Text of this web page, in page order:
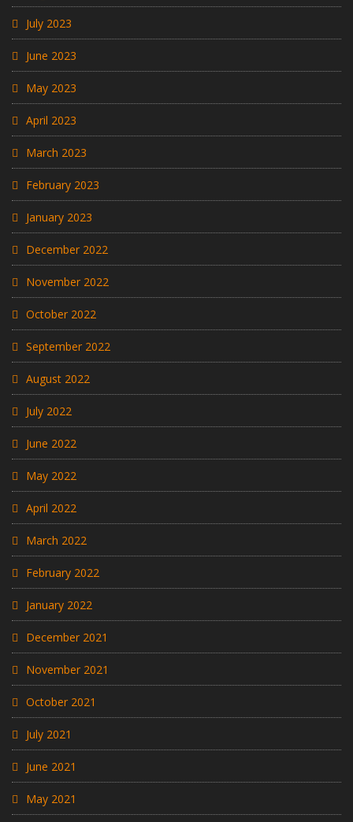
July 2023
June 2023
May 2023
April 2023
March 2023
February 2023
January 2023
December 2022
November 2022
October 2022
September 2022
August 2022
July 2022
June 2022
May 2022
April 2022
March 2022
February 2022
January 2022
December 2021
November 2021
October 2021
July 2021
June 2021
May 2021